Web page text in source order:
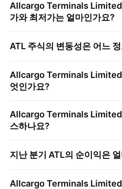
Allcargo Terminals Limited
가와 최저가는 얼마인가요?
ATL 주식의 변동성은 어느
Allcargo Terminals Limited
엇인가요?
Allcargo Terminals Limited
스하나요?
지난 분기 ATL의 순이익은
Allcargo Terminals Limited